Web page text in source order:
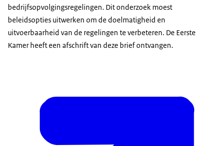
bedrijfsopvolgingsregelingen. Dit onderzoek moest
beleidsopties uitwerken om de doelmatigheid en
uitvoerbaarheid van de regelingen te verbeteren. De Eerste
Kamer heeft een afschrift van deze brief ontvangen.